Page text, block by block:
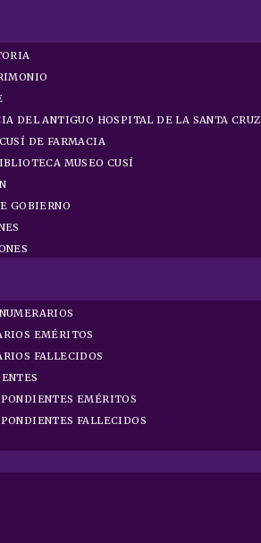
DEL ANTIGUO HOSPITAL DE LA SANTA CRUZ
DE FARMACIA
MUSEO CUSÍ
GOBIERNO
EMÉRITOS
FALLECIDOS
EMÉRITOS
FALLECIDOS